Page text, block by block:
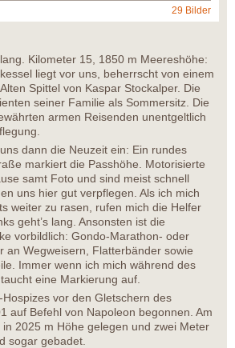
29 Bilder
Kilometer 15, 1850 m Meereshöhe:
liegt vor uns, beherrscht von einem
Spittel von Kaspar Stockalper. Die
seiner Familie als Sommersitz. Die
armen Reisenden unentgeltlich
dann die Neuzeit ein: Ein rundes
markiert die Passhöhe. Motorisierte
samt Foto und sind meist schnell
uns hier gut verpflegen. Als ich mich
weiter zu rasen, rufen mich die Helfer
geht’s lang. Ansonsten ist die
vorbildlich: Gondo-Marathon- oder
an Wegweisern, Flatterbänder sowie
Immer wenn ich mich während des
eine Markierung auf.
vor den Gletschern des
auf Befehl von Napoleon begonnen. Am
2025 m Höhe gelegen und zwei Meter
sogar gebadet.